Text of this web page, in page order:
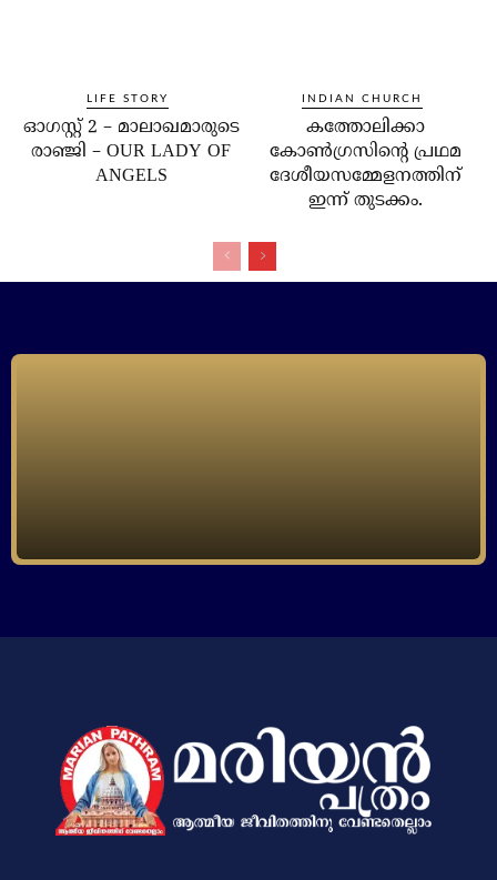
LIFE STORY
ഓഗസ്റ്റ് 2 – മാലാഖമാരുടെ
രാഞ്ജി – OUR LADY OF
ANGELS
INDIAN CHURCH
കത്തോലിക്കാ
കോണ്‍ഗ്രസിന്റെ പ്രഥമ
ദേശീയസമ്മേളനത്തിന്
ഇന്ന് തുടക്കം.